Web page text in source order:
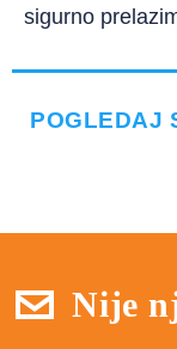
sigurno
POGLEDAJ
Nije